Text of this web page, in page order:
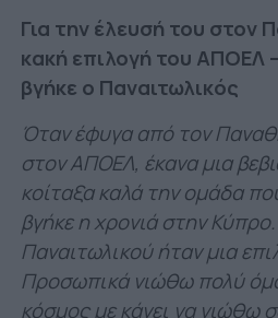
Για την έλευσή του στον
κακή επιλογή του ΑΠΟΕΛ
βγήκε ο Παναιτωλικός
Όταν έφυγα από τον
στον ΑΠΟΕΛ, έκανα μια
κοίταξα καλά την ομάδα
βγήκε η χρονιά στην
Παναιτωλικού ήταν μια
Προσωπικά νιώθω πολύ
κόσμος με κάνει να νιώθω